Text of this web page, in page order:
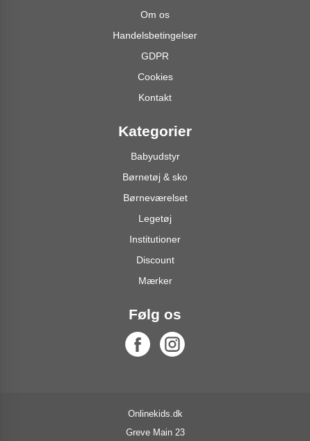
Om os
Handelsbetingelser
GDPR
Cookies
Kontakt
Kategorier
Babyudstyr
Børnetøj & sko
Børneværelset
Legetøj
Institutioner
Discount
Mærker
Følg os
Onlinekids.dk
Greve Main 23